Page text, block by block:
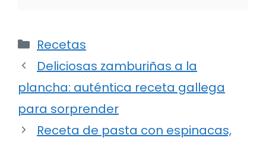
Categorías
Recetas
Deliciosas zamburiñas a la
plancha: auténtica receta gallega
para sorprender
Receta de pasta con espinacas,